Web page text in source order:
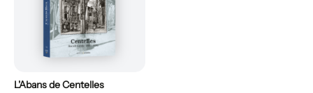
L'Abans de Centelles